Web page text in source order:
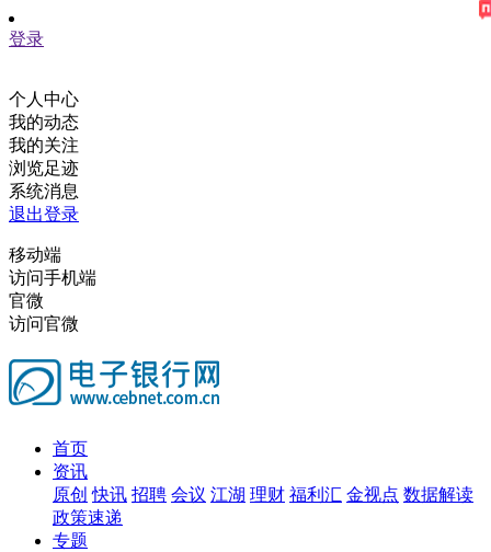
登录
个人中心
我的动态
我的关注
浏览足迹
系统消息
退出登录
移动端
访问手机端
官微
访问官微
首页
资讯
原创 快讯 招聘 会议 江湖 理财 福利汇 金视点 数据解读
政策速递
专题